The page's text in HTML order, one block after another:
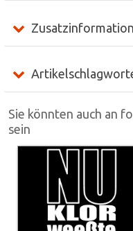
Zusatzinformation
Sie könnten auch an
sein